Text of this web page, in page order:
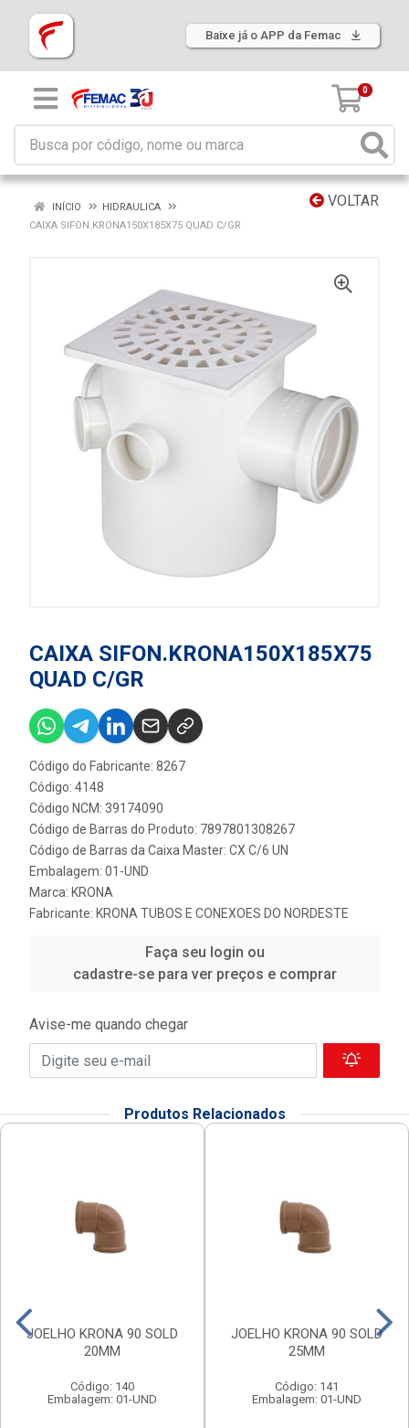
Baixe já o APP da Femac
0
VOLTAR
INÍCIO
HIDRAULICA
CAIXA SIFON.KRONA150X185X75 QUAD C/GR
CAIXA SIFON.KRONA150X185X75
QUAD C/GR
Código do Fabricante: 8267
Código: 4148
Código NCM: 39174090
Código de Barras do Produto: 7897801308267
Código de Barras da Caixa Master: CX C/6 UN
Embalagem: 01-UND
Marca: KRONA
Fabricante: KRONA TUBOS E CONEXOES DO NORDESTE
Faça seu login ou
cadastre-se para ver preços e comprar
Avise-me quando chegar
Produtos Relacionados
JOELHO KRONA 90 SOLD
20MM
Código: 140
Embalagem: 01-UND
JOELHO KRONA 90 SOLD
25MM
Código: 141
Embalagem: 01-UND